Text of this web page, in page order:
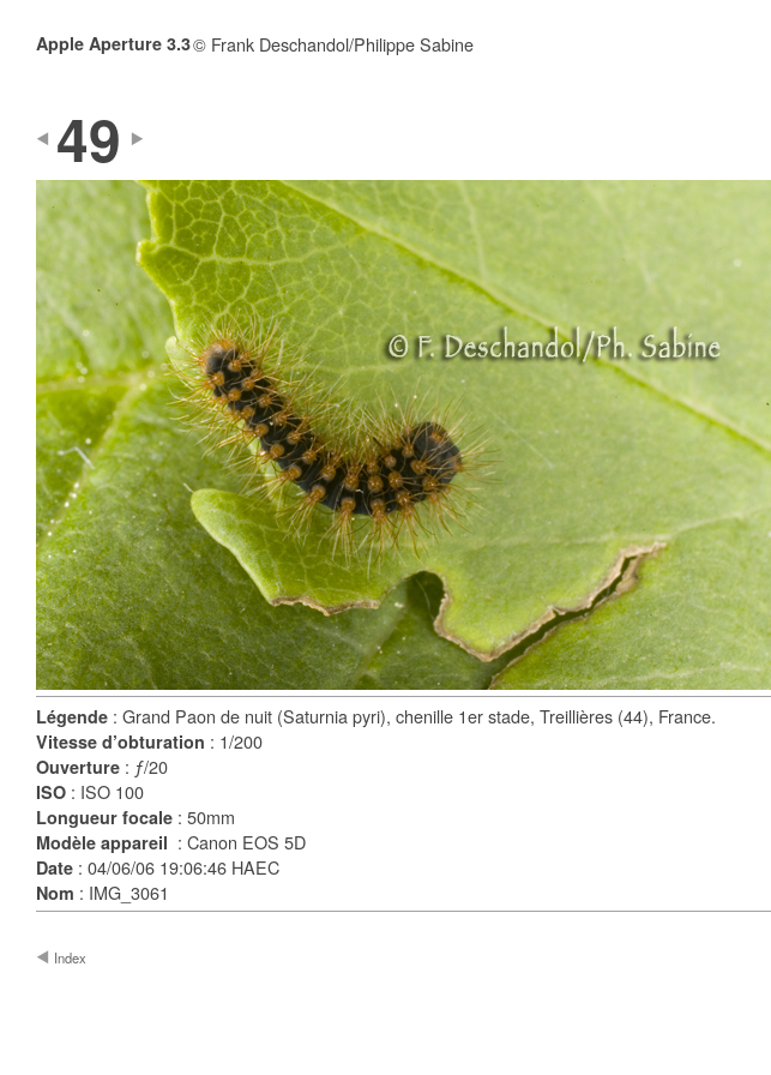
Apple Aperture 3.3© Frank Deschandol/Philippe Sabine
49
Légende : Grand Paon de nuit (Saturnia pyri), chenille 1er stade, Treillières (44), France.
Vitesse d’obturation : 1/200
Ouverture : ƒ/20
ISO : ISO 100
Longueur focale : 50mm
Modèle appareil : Canon EOS 5D
Date : 04/06/06 19:06:46 HAEC
Nom : IMG_3061
Index